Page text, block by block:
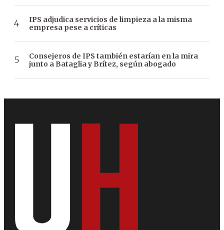
IPS adjudica servicios de limpieza a la misma
empresa pese a críticas
Consejeros de IPS también estarían en la mira
junto a Bataglia y Brítez, según abogado